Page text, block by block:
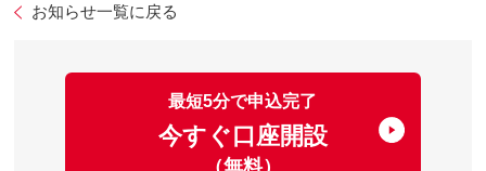
お知らせ一覧に戻る
最短5分で申込完了
今すぐ口座開設
（無料）